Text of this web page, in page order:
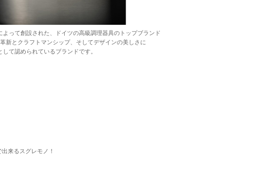
って創設された、ドイツの高級調理器具のトップブランド
新とクラフトマンシップ、そしてデザインの美しさに
アとして認められているブランドです。
来るスグレモノ！